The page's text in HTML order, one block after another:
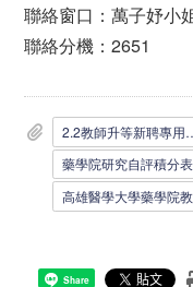
聯絡窗口：萬子妤小
聯絡分機：2651
2.2教師升等
藥
高
Share